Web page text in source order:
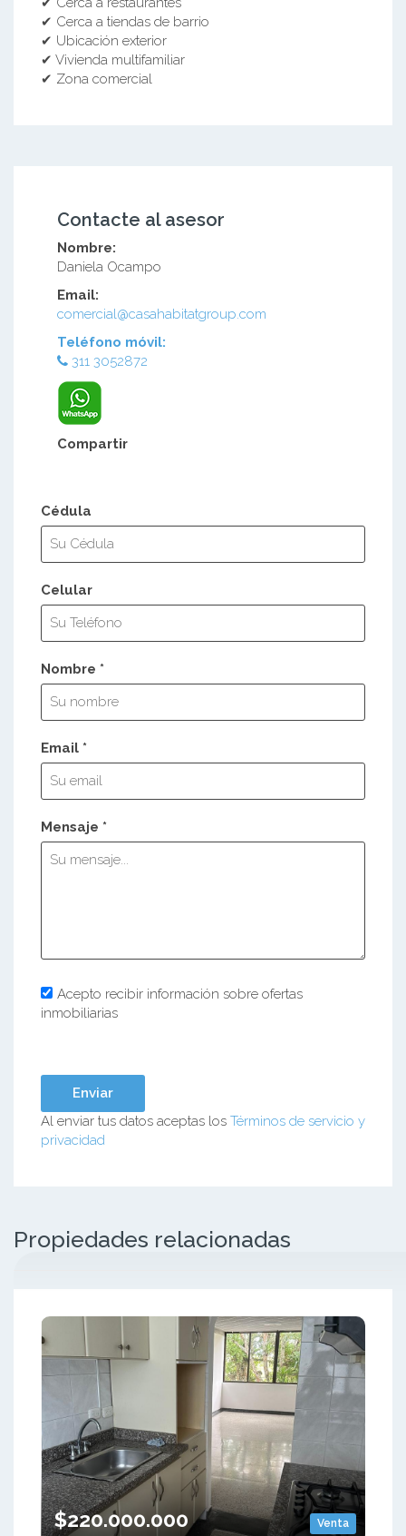
✔ Cerca a tiendas de barrio
✔ Ubicación exterior
✔ Vivienda multifamiliar
✔ Zona comercial
Contacte al asesor
Nombre:
Daniela Ocampo
Email:
comercial@casahabitatgroup.com
Teléfono móvil:
311 3052872
Compartir
Cédula
Celular
Nombre *
Email *
Mensaje *
Acepto recibir información sobre ofertas
inmobiliarias
Al enviar tus datos aceptas los Términos de servicio y
privacidad
Propiedades relacionadas
Venta
$220.000.000